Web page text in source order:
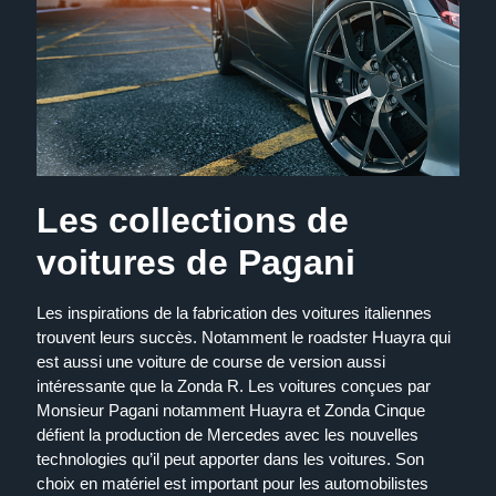
Les collections de
voitures de Pagani
Les inspirations de la fabrication des voitures italiennes
trouvent leurs succès. Notamment le roadster Huayraqui
est aussi une voiture de course deversion aussi
intéressante que la Zonda R. Les voitures conçues par
Monsieur Pagani notamment Huayra et Zonda Cinque
défient la production de Mercedesavec les nouvelles
technologies qu’il peut apporter dans les voitures. Son
choix en matériel est important pour les automobilistes